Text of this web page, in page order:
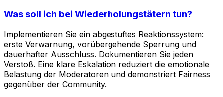
Was soll ich bei Wiederholungstätern tun?
Implementieren Sie ein abgestuftes Reaktionssystem:
erste Verwarnung, vorübergehende Sperrung und
dauerhafter Ausschluss. Dokumentieren Sie jeden
Verstoß. Eine klare Eskalation reduziert die emotionale
Belastung der Moderatoren und demonstriert Fairness
gegenüber der Community.